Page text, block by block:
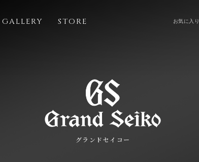
GALLERY STORE お気に入り
グランドセイコー